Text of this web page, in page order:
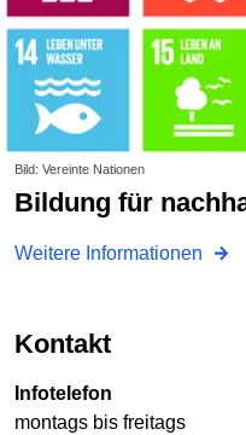
Bild: Vereinte Nationen
Bildung für
Weitere Informationen
Kontakt
Infotelefon
montags bis freitags